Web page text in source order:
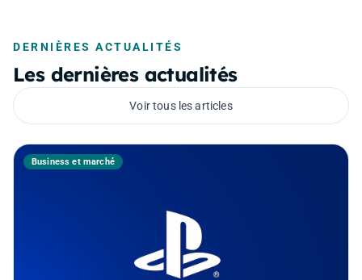
DERNIÈRES ACTUALITÉS
Les dernières actualités
Voir tous les articles
Business et marché